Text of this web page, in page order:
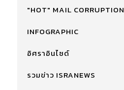
"HOT" MAIL CORRUPTION
INFOGRAPHIC
อิศราอินไซด์
รวมข่าว ISRANEWS